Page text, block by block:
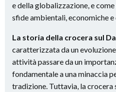
e della globalizzazione, e
sfide ambientali, economiche
La storia della crocera sul
caratterizzata da un
attività passare da un
fondamentale a una minaccia
tradizione. Tuttavia, la crocera